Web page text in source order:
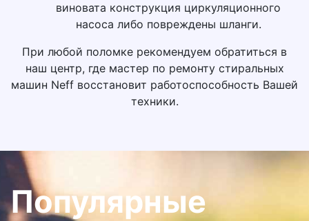
виновата конструкция циркуляционного
насоса либо повреждены шланги.
При любой поломке рекомендуем обратиться в
наш центр, где мастер по ремонту стиральных
машин Neff восстановит работоспособность Вашей
техники.
Популярные